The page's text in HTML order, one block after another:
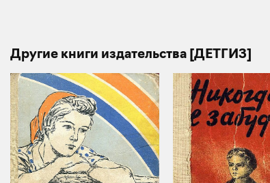
Другие книги издательства [ДЕТГИЗ]